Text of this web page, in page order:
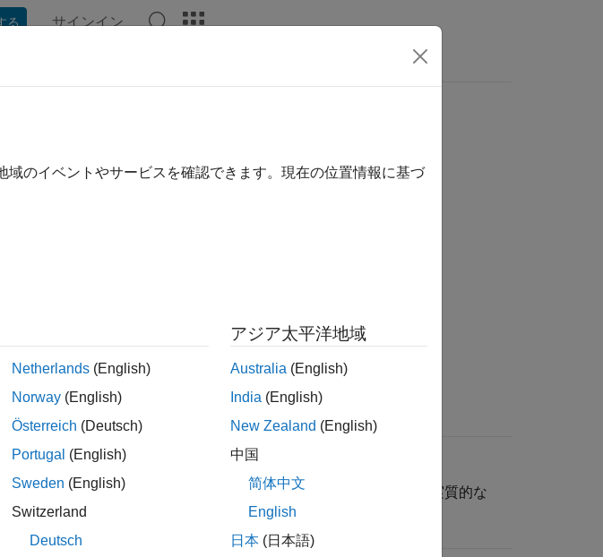
る サインイン
MATLAB Answers
essential type
は式の実質的な型を定義します。
標準的な型
boolまたは_Bool で定義)
オプション[有効な boolean 型] (-boolean-types)
を使用して、実質的な
boolean 型を定義することもできます。
のイベントやサービスを確認できます。現在の位置情報に基づ
Netherlands (English)
Norway (English)
Österreich (Deutsch)
Portugal (English)
Sweden (English)
Switzerland
Deutsch
アジア太平洋地域
Australia (English)
India (English)
New Zealand (English)
中国
简体中文
English
日本 (日本語)